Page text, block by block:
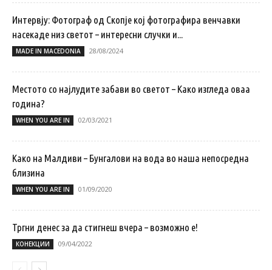
Интервју: Фотограф од Скопје кој фотографира венчавки
насекаде низ светот – интересни случки и...
MADE IN MACEDONIA 28/08/2024
Местото со најлудите забави во светот – Како изгледа оваа
година?
WHEN YOU ARE IN 02/03/2021
Како на Малдиви – Бунгалови на вода во наша непосредна
близина
WHEN YOU ARE IN 01/09/2020
Тргни денес за да стигнеш вчера – возможно е!
КОНЕКЦИИ 09/04/2022